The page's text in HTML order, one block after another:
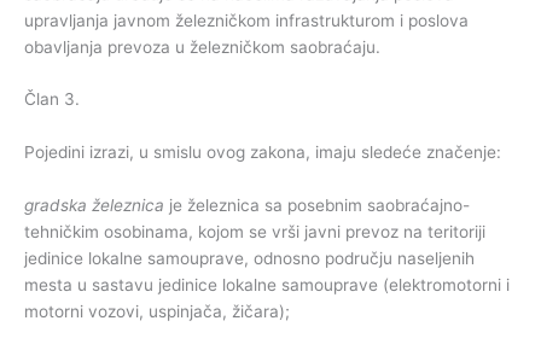
upravljanja javnom železničkom infrastrukturom i poslova
obavljanja prevoza u železničkom saobraćaju.
Član 3.
Pojedini izrazi, u smislu ovog zakona, imaju sledeće značenje:
gradska železnica je železnica sa posebnim saobraćajno-
tehničkim osobinama, kojom se vrši javni prevoz na teritoriji
jedinice lokalne samouprave, odnosno području naseljenih
mesta u sastavu jedinice lokalne samouprave (elektromotorni i
motorni vozovi, uspinjača, žičara);